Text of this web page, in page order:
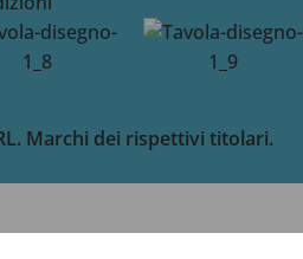
Marchi dei rispettivi titolari.
7
- +